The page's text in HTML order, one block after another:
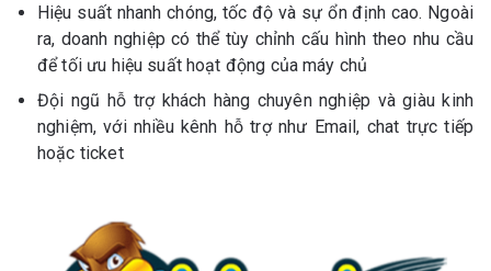
Hiệu suất nhanh chóng, tốc độ và sự ổn định cao. Ngoài
ra, doanh nghiệp có thể tùy chỉnh cấu hình theo nhu cầu
để tối ưu hiệu suất hoạt động của máy chủ
Đội ngũ hỗ trợ khách hàng chuyên nghiệp và giàu kinh
nghiệm, với nhiều kênh hỗ trợ như Email, chat trực tiếp
hoặc ticket